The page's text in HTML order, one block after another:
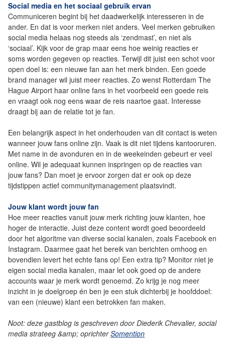
Social media en het sociaal gebruik ervan
Communiceren begint bij het daadwerkelijk interesseren in de
ander. En dat is voor merken niet anders. Veel merken gebruiken
social media helaas nog steeds als ‘zendmast’, en niet als
‘sociaal’. Kijk voor de grap maar eens hoe weinig reacties er
soms worden gegeven op reacties. Terwijl dit juist een schot voor
open doel is: een nieuwe fan aan het merk binden. Een goede
brand manager wil juist meer reacties. Zo wenst Rotterdam The
Hague Airport haar online fans in het voorbeeld een goede reis
en vraagt ook nog eens waar de reis naartoe gaat. Interesse
draagt bij aan de relatie tot je fan.
Een belangrijk aspect in het onderhouden van dit contact is weten
wanneer jouw fans online zijn. Vaak is dit niet tijdens kantooruren.
Met name in de avonduren en in de weekeinden gebeurt er veel
online. Wil je adequaat kunnen inspringen op de reacties van
jouw fans? Dan moet je ervoor zorgen dat er ook op deze
tijdstippen actief communitymanagement plaatsvindt.
Jouw klant wordt jouw fan
Hoe meer reacties vanuit jouw merk richting jouw klanten, hoe
hoger de interactie. Juist deze content wordt goed beoordeeld
door het algoritme van diverse social kanalen, zoals Facebook en
Instagram. Daarmee gaat het bereik van berichten omhoog en
bovendien levert het echte fans op! Een extra tip? Monitor niet je
eigen social media kanalen, maar let ook goed op de andere
accounts waar je merk wordt genoemd. Zo krijg je nog meer
inzicht in je doelgroep én ben je een stuk dichterbij je hoofddoel:
van een (nieuwe) klant een betrokken fan maken.
Noot: deze gastblog is geschreven door Diederik Chevalier, social
media strateeg &amp; oprichterSomention